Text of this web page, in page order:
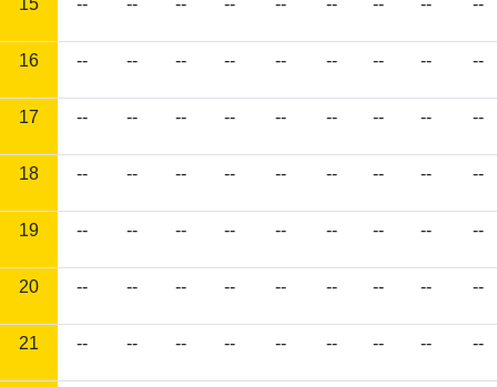
15 -- -- -- -- -- -- -- -- --
16 -- -- -- -- -- -- -- -- --
17 -- -- -- -- -- -- -- -- --
18 -- -- -- -- -- -- -- -- --
19 -- -- -- -- -- -- -- -- --
20 -- -- -- -- -- -- -- -- --
21 -- -- -- -- -- -- -- -- --